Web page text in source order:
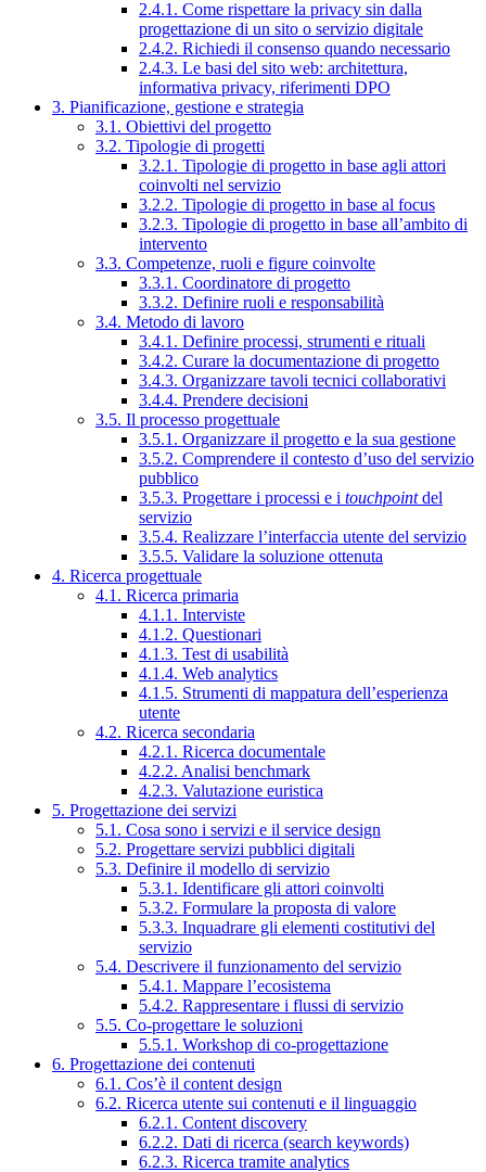
2.4.1. Come rispettare la privacy sin dalla
progettazione di un sito o servizio digitale
2.4.2. Richiedi il consenso quando necessario
2.4.3. Le basi del sito web: architettura,
informativa privacy, riferimenti DPO
3. Pianificazione, gestione e strategia
3.1. Obiettivi del progetto
3.2. Tipologie di progetti
3.2.1. Tipologie di progetto in base agli attori
coinvolti nel servizio
3.2.2. Tipologie di progetto in base al focus
3.2.3. Tipologie di progetto in base all’ambito di
intervento
3.3. Competenze, ruoli e figure coinvolte
3.3.1. Coordinatore di progetto
3.3.2. Definire ruoli e responsabilità
3.4. Metodo di lavoro
3.4.1. Definire processi, strumenti e rituali
3.4.2. Curare la documentazione di progetto
3.4.3. Organizzare tavoli tecnici collaborativi
3.4.4. Prendere decisioni
3.5. Il processo progettuale
3.5.1. Organizzare il progetto e la sua gestione
3.5.2. Comprendere il contesto d’uso del servizio
pubblico
3.5.3. Progettare i processi e i touchpointdel
servizio
3.5.4. Realizzare l’interfaccia utente del servizio
3.5.5. Validare la soluzione ottenuta
4. Ricerca progettuale
4.1. Ricerca primaria
4.1.1. Interviste
4.1.2. Questionari
4.1.3. Test di usabilità
4.1.4. Web analytics
4.1.5. Strumenti di mappatura dell’esperienza
utente
4.2. Ricerca secondaria
4.2.1. Ricerca documentale
4.2.2. Analisi benchmark
4.2.3. Valutazione euristica
5. Progettazione dei servizi
5.1. Cosa sono i servizi e il service design
5.2. Progettare servizi pubblici digitali
5.3. Definire il modello di servizio
5.3.1. Identificare gli attori coinvolti
5.3.2. Formulare la proposta di valore
5.3.3. Inquadrare gli elementi costitutivi del
servizio
5.4. Descrivere il funzionamento del servizio
5.4.1. Mappare l’ecosistema
5.4.2. Rappresentare i flussi di servizio
5.5. Co-progettare le soluzioni
5.5.1. Workshop di co-progettazione
6. Progettazione dei contenuti
6.1. Cos’è il content design
6.2. Ricerca utente sui contenuti e il linguaggio
6.2.1. Content discovery
6.2.2. Dati di ricerca (search keywords)
6.2.3. Ricerca tramite analytics